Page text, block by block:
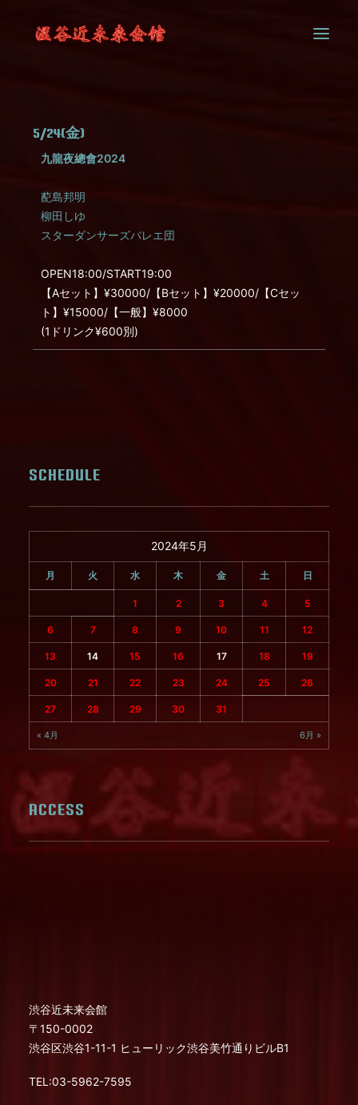
CONTACT5/24(金)
九龍夜總會2024
蓜島邦明
柳田しゆ
スターダンサーズバレエ団
OPEN18:00/START19:00
【Aセット】¥30000/【Bセット】¥20000/【Cセッ
ト】¥15000/【一般】¥8000
(1ドリンク¥600別)
SCHEDULE
2024年5月
月 火 水 木 金 土 日
1 2 3 4 5
6 7 8 9 10 11 12
13 14 15 16 17 18 19
20 21 22 23 24 25 26
27 28 29 30 31
« 4月 6月 »
ACCESS
渋谷近未来会館
〒150-0002
渋谷区渋谷1-11-1 ヒューリック渋谷美竹通りビルB1
TEL:03-5962-7595